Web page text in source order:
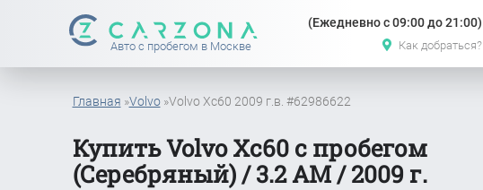
Авто с пробегом в Москве
(Ежедневно с 09:00 до 21:00)
Как добраться?
Главная »Volvo»Volvo Xc60 2009 г.в. #62986622
Купить Volvo Xc60 с пробегом
(Серебряный) / 3.2 АМ / 2009 г.